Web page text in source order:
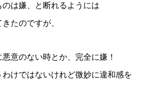
のは嫌、と断れるようには
たのですが、
悪意のない時とか、完全に嫌！
わけではないけれど微妙に違和感を